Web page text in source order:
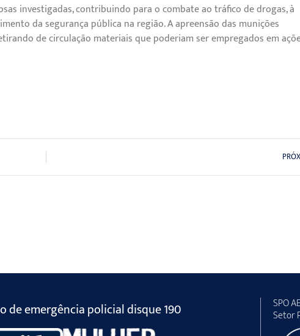
investigadas, contribuindo para o combate ao tráfico de drogas, à
da segurança pública na região. A apreensão das munições
de circulação materiais que poderiam ser empregados em
de emergência policial disque 190 SPO
Setor